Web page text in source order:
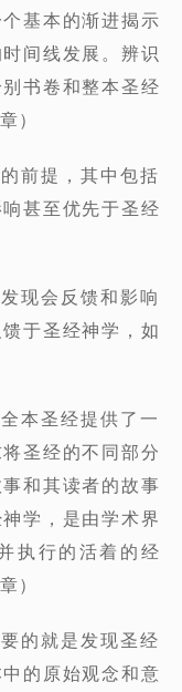
基本的渐进揭示
间线发展。辨识
书卷和整本圣经
）
前提，其中包括
甚至优先于圣经
现会反馈和影响
于圣经神学，如
本圣经提供了一
圣经的不同部分
和其读者的故事
学，是由学术界
执行的活着的经
）
的就是发现圣经
的原始观念和意